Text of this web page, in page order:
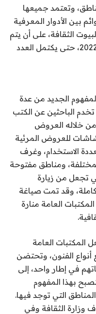
المناطق، وتعتمد جميعها
بين الأدوار المعرفية
الثقافة، على أن يتم
إكمال أول 13 مكتبة منها في عام 2022، حتى يكتمل العدد
الجديد من عدة
الباحثين عن الكتب
خلاله العروض
للعروض المرئية
الاستخدام، وغرف
ومناطق مفتوحة
تجعل من زيارة
وقد تمت صياغة
العامة منارة
المكتبات العامة
الفنون، وتحتضن
في إطار واحد، إلى
بهذا المفهوم
التي توجد فيها.
وزارة الثقافة وفي